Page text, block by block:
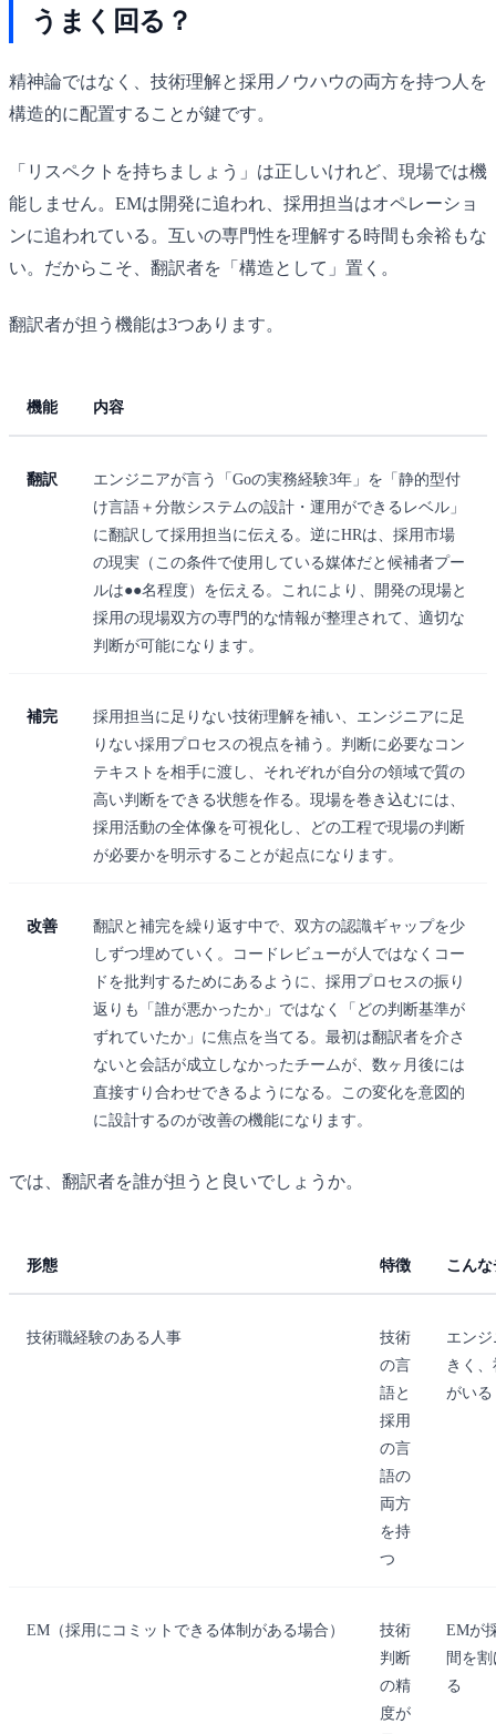
うまく回る？
精神論ではなく、技術理解と採用ノウハウの両方を持つ人を
構造的に配置することが鍵です。
「リスペクトを持ちましょう」は正しいけれど、現場では機
能しません。EMは開発に追われ、採用担当はオペレーショ
ンに追われている。互いの専門性を理解する時間も余裕もな
い。だからこそ、翻訳者を「構造として」置く。
翻訳者が担う機能は3つあります。
機能 内容
翻訳
エンジニアが言う「Goの実務経験3年」を「静的型付
け言語＋分散システムの設計・運用ができるレベル」
に翻訳して採用担当に伝える。逆にHRは、採用市場
の現実（この条件で使用している媒体だと候補者プー
ルは●●名程度）を伝える。これにより、開発の現場と
採用の現場双方の専門的な情報が整理されて、適切な
判断が可能になります。
補完
採用担当に足りない技術理解を補い、エンジニアに足
りない採用プロセスの視点を補う。判断に必要なコン
テキストを相手に渡し、それぞれが自分の領域で質の
高い判断をできる状態を作る。現場を巻き込むには、
採用活動の全体像を可視化し、どの工程で現場の判断
が必要かを明示することが起点になります。
改善
翻訳と補完を繰り返す中で、双方の認識ギャップを少
しずつ埋めていく。コードレビューが人ではなくコー
ドを批判するためにあるように、採用プロセスの振り
返りも「誰が悪かったか」ではなく「どの判断基準が
ずれていたか」に焦点を当てる。最初は翻訳者を介さ
ないと会話が成立しなかったチームが、数ヶ月後には
直接すり合わせできるようになる。この変化を意図的
に設計するのが改善の機能になります。
では、翻訳者を誰が担うと良いでしょうか。
形態 特徴 こん
技術職経験のある人事
技術
の言
語と
採用
の言
語の
両方
を持
つ
エン
きく
がいる
EM（採用にコミットできる体制がある場合）
技術
判断
の精
度が
EMが
間を
る